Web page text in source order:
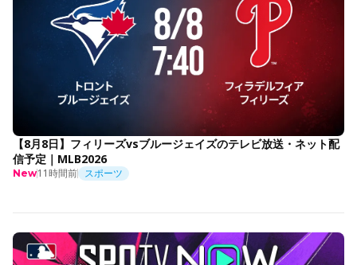
【8月8日】フィリーズvsブルージェイズのテレビ放送・ネット配
信予定｜MLB2026
New11時間前 スポーツ